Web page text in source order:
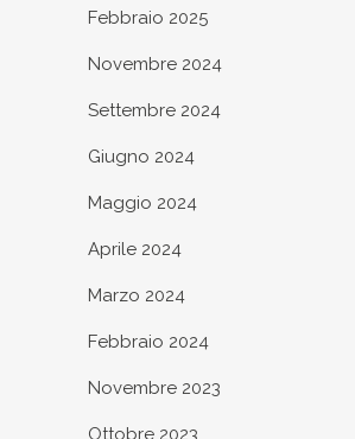
Febbraio 2025
Novembre 2024
Settembre 2024
Giugno 2024
Maggio 2024
Aprile 2024
Marzo 2024
Febbraio 2024
Novembre 2023
Ottobre 2023